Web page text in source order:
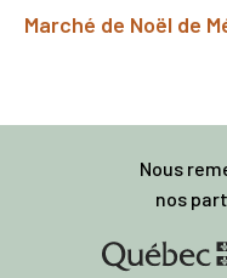
Marché de Noël de
Nous
nos